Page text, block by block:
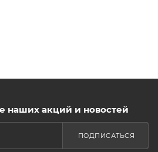
наших акций и новостей
ПОДПИСАТЬСЯ